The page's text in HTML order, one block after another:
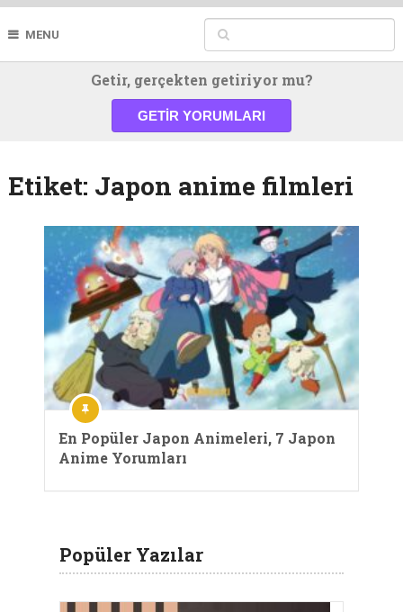
MENU
Getir, gerçekten getiriyor mu?
GETIR YORUMLARI
Etiket: Japon anime filmleri
En Popüler Japon Animeleri, 7 Japon
Anime Yorumları
Popüler Yazılar